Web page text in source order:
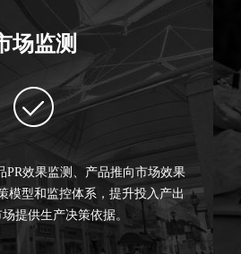
场监测
PR效果监测、产品推向市场效果
模型和监控体系，提升投入产出
提供生产决策依据。